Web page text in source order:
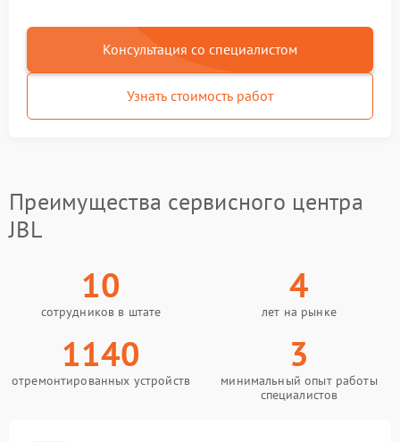
Консультация со специалистом
Узнать стоимость работ
Преимущества сервисного центра
JBL
10
сотрудников в штате
4
лет на рынке
1140
отремонтированных устройств
3
минимальный опыт работы
специалистов